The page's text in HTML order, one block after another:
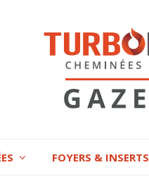
FOYERS & INSERTS